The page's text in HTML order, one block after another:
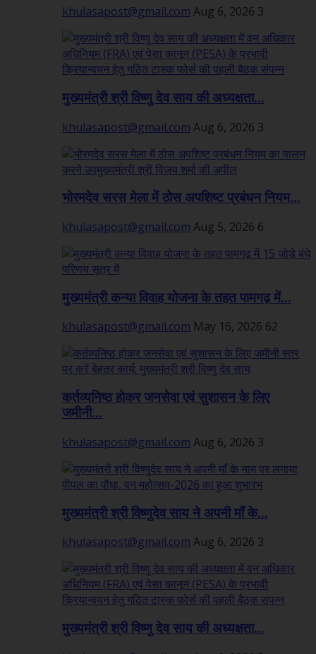
khulasapost@gmail.com Aug 6, 2026 3
मुख्यमंत्री श्री विष्णु देव साय की अध्यक्षता...
khulasapost@gmail.com Aug 6, 2026 3
भोरमदेव सरस मेला में ठोस अपशिष्ट प्रबंधन नियम...
khulasapost@gmail.com Aug 5, 2026 6
मुख्यमंत्री कन्या विवाह योजना के तहत पामगढ़ में...
khulasapost@gmail.com May 16, 2026 62
कर्तव्यनिष्ठ होकर जनसेवा एवं सुशासन के लिए
जमीनी...
khulasapost@gmail.com Aug 6, 2026 3
मुख्यमंत्री श्री विष्णुदेव साय ने अपनी माँ के...
khulasapost@gmail.com Aug 6, 2026 3
मुख्यमंत्री श्री विष्णु देव साय की अध्यक्षता...